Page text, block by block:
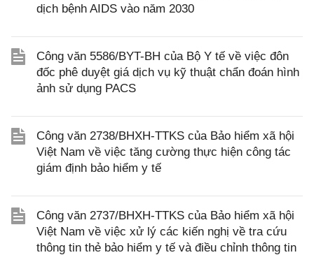
dịch bệnh AIDS vào năm 2030
Công văn 5586/BYT-BH của Bộ Y tế về việc đôn
đốc phê duyệt giá dịch vụ kỹ thuật chẩn đoán hình
ảnh sử dụng PACS
Công văn 2738/BHXH-TTKS của Bảo hiểm xã hội
Việt Nam về việc tăng cường thực hiện công tác
giám định bảo hiểm y tế
Công văn 2737/BHXH-TTKS của Bảo hiểm xã hội
Việt Nam về việc xử lý các kiến nghị về tra cứu
thông tin thẻ bảo hiểm y tế và điều chỉnh thông tin